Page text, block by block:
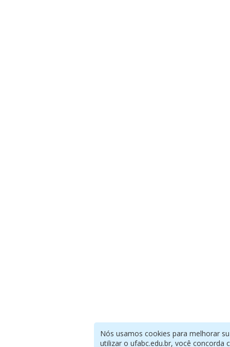
Nós usamos cookies para melhorar
utilizar o ufabc.edu.br, você